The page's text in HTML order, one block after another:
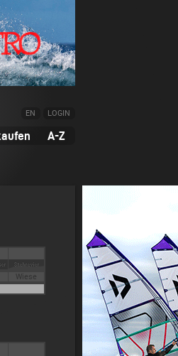
EN LOGIN
A-Z
Wiese